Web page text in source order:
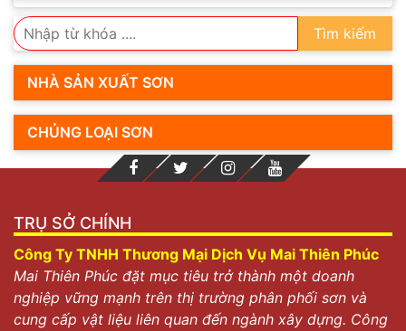
Tìm kiếm
NHÀ SẢN XUẤT SƠN
CHỦNG LOẠI SƠN
TRỤ SỞ CHÍNH
Công Ty TNHH Thương Mại Dịch Vụ Mai Thiên Phúc
Mai Thiên Phúc đặt mục tiêu trở thành một doanh
nghiệp vững mạnh trên thị trường phân phối sơn và
cung cấp vật liệu liên quan đến ngành xây dựng. Công